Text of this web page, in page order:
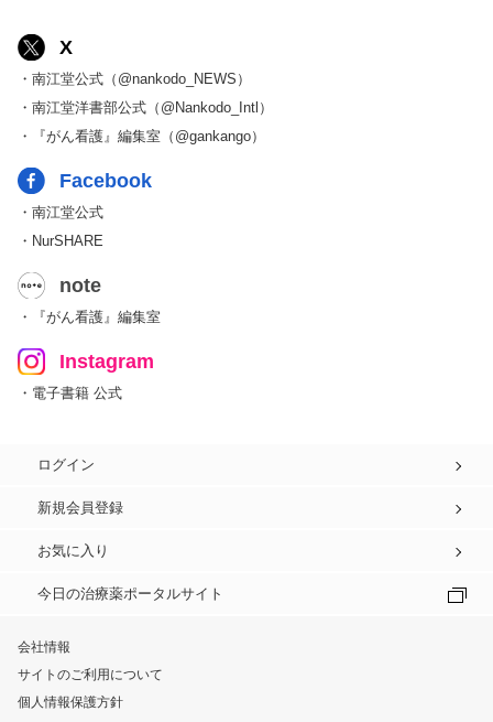
X
・南江堂公式（@nankodo_NEWS）
・南江堂洋書部公式（@Nankodo_Intl）
・『がん看護』編集室（@gankango）
Facebook
・南江堂公式
・NurSHARE
note
・『がん看護』編集室
Instagram
・電子書籍 公式
ログイン
新規会員登録
お気に入り
今日の治療薬ポータルサイト
会社情報
サイトのご利用について
個人情報保護方針